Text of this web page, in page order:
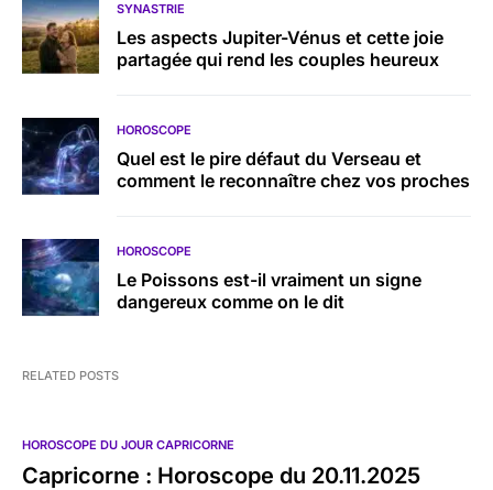
SYNASTRIE
Les aspects Jupiter-Vénus et cette joie
partagée qui rend les couples heureux
HOROSCOPE
Quel est le pire défaut du Verseau et
comment le reconnaître chez vos proches
HOROSCOPE
Le Poissons est-il vraiment un signe
dangereux comme on le dit
RELATED POSTS
HOROSCOPE DU JOUR CAPRICORNE
Capricorne : Horoscope du 20.11.2025